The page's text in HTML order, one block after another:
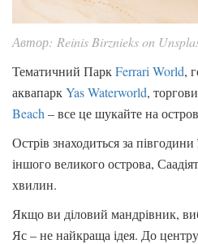
Автор: Reinis Birznieks on
Тематичний ПаркFerrari World,
аквапаркYas Waterworld,
Beach – все це шукайте на
Острів знаходиться за півгодини
іншого великого острова,
хвилин.
Якщо ви діловий мандрівник,
Яс – не найкраща ідея. До